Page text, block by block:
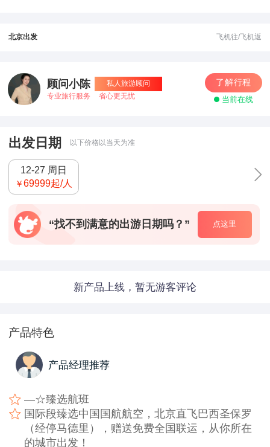
北京出发 飞机往/飞机返
顾问小陈
私人旅游顾问
专业旅行服务
省心更无忧
了解行程
当前在线
出发日期 以下价格以当天为准
12-27 周日
￥69999起/人
“找不到满意的出游日期吗？” 点这里
新产品上线，暂无游客评论
产品特色
产品经理推荐
—☆臻选航班
国际段臻选中国国航航空，北京直飞巴西圣保罗
（经停马德里），赠送免费全国联运，从你所在
的城市出发！